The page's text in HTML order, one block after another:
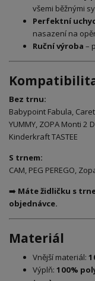
všemi běžnými
Perfektní
nasazení na
Ruční výroba –
Bez trnu:
Babypoint Fabula,
YUMMY, ZOPA Monti 2
Kinderkraft TASTEE
S trnem:
CAM, PEG PEREGO,
➡️ Máte židličku s
objednávce.
Materiál
Vnější materiál:
Výplň: 100%